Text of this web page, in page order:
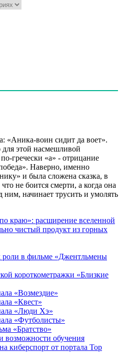
«Аника-воин сидит да воет».
этой насмешливой
гречески «а» - отрицание
Наверно, именно
и была сложена сказка, в
не боится смерти, а когда она
ним, начинает трусить и умолять
краю»: расширение вселенной
чистый продукт из горных
роли в фильме «Джентльмены
короткометражки «Близкие
«Возмездие»
«Квест»
«Люди Хэ»
«Футболисты»
«Братство»
возможности обучения
киберспорт от портала Top